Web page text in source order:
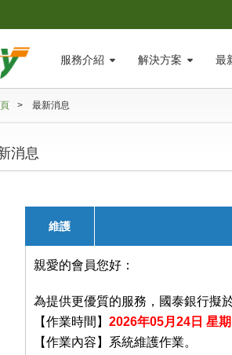
服務介紹 解決方案 最
> 最新消息
消息
維護
親愛的會員您好：
為提供更優質的服務，國泰銀行擬
【作業時間】 2026年05月24日 星
【作業內容】系統維護作業。